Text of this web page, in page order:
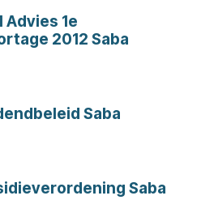
Advies 1e
2012 Saba
Saba
Saba